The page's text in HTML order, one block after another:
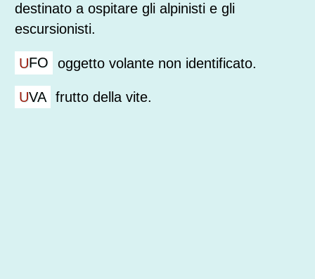
destinato a ospitare gli alpinisti e gli
escursionisti.
UFO oggetto volante non identificato.
UVA frutto della vite.